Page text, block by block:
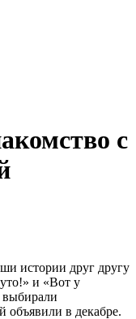
с
истории друг другу
и «Вот у
выбирали
объявили в декабре.